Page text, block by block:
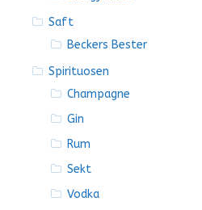
Saft
Beckers Bester
Spirituosen
Champagne
Gin
Rum
Sekt
Vodka